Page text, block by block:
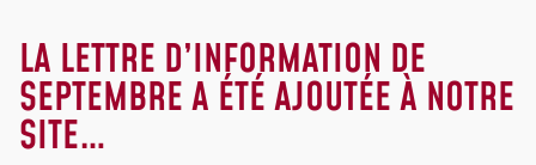
LA LETTRE D’INFORMATION DE
SEPTEMBRE A ÉTÉ AJOUTÉE À NOTRE
SITE…